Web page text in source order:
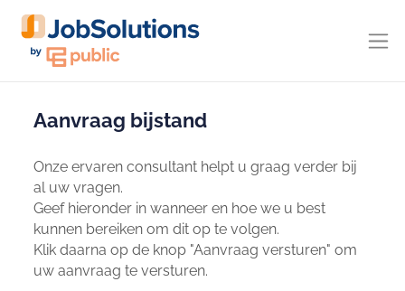
Aanvraag bijstand
Onze ervaren consultant helpt u graag verder bij
al uw vragen.
Geef hieronder in wanneer en hoe we u best
kunnen bereiken om dit op te volgen.
Klik daarna op de knop "Aanvraag versturen" om
uw aanvraag te versturen.